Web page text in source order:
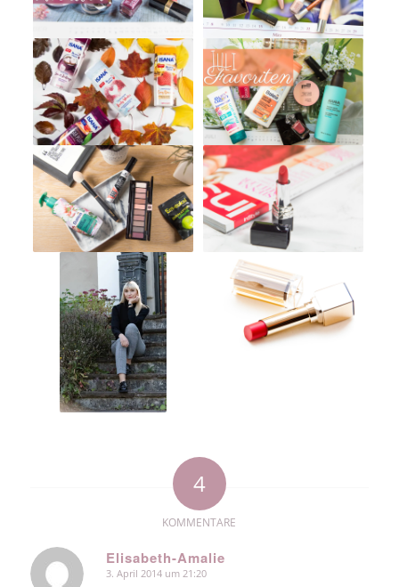
4
KOMMENTARE
Elisabeth-Amalie
sagte:
3. April 2014 um 21:20